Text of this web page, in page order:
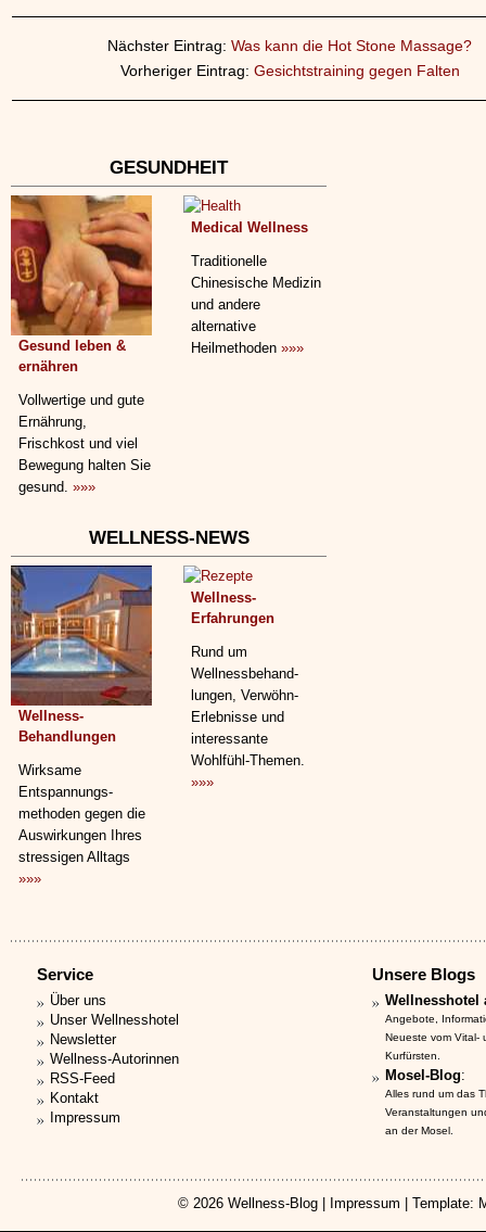
Nächster Eintrag: Was kann die Hot Stone Massage?
Vorheriger Eintrag: Gesichtstraining gegen Falten
GESUNDHEIT
Gesund leben &
ernähren
Vollwertige und gute
Ernährung,
Frischkost und viel
Bewegung halten Sie
gesund. »»»
Medical Wellness
Traditionelle
Chinesische Medizin
und andere
alternative
Heilmethoden »»»
WELLNESS-NEWS
Wellness-
Behandlungen
Wirksame
Entspannungs­
methoden gegen die
Auswirkungen Ihres
stressigen Alltags
»»»
Wellness-
Erfahrungen
Rund um
Wellnessbehand­
lungen, Verwöhn-
Erlebnisse und
interessante
Wohlfühl-Themen.
»»»
Service
Über uns
Unser Wellnesshotel
Newsletter
Wellness-Autorinnen
RSS-Feed
Kontakt
Impressum
Unsere Blogs
Wellnesshotel
Angebote,
Neueste vom Vital-
Kurfürsten.
Mosel-Blog:
Alles rund um das
Veranstaltungen
an der Mosel.
© 2026 Wellness-Blog Impressum | Template: